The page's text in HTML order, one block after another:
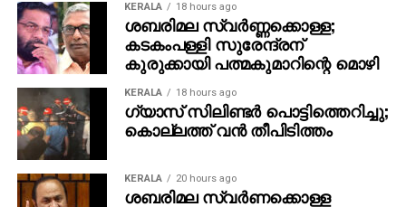
KERALA 18 hours ago
ശബരിമല സ്വര്‍ണ്ണക്കൊള്ള;
കടകംപള്ളി സുരേന്ദ്രന്
കുരുക്കായി പത്മകുമാറിന്റെ മൊഴി
KERALA 18 hours ago
ഗ്യാസ് സിലിണ്ടര്‍ പൊട്ടിത്തെറിച്ചു;
കൊല്ലത്ത് വന്‍ തീപിടിത്തം
KERALA 20 hours ago
ശബരിമല സ്വര്‍ണക്കൊള്ള